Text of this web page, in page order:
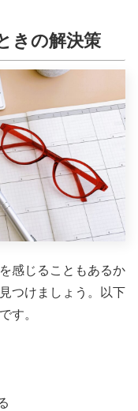
きの解決策
感じることもあるか
つけましょう。以下
す。